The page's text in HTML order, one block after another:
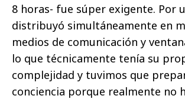
8 horas- fue súper exigente. Por
distribuyó simultáneamente en
medios de comunicación y
lo que técnicamente tenía su
complejidad y tuvimos que
conciencia porque realmente no